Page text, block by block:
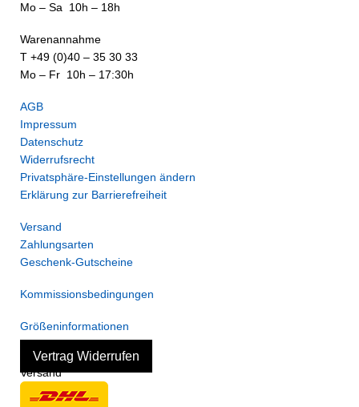
Mo – Sa 10h – 18h
Warenannahme
T +49 (0)40 – 35 30 33
Mo – Fr 10h – 17:30h
AGB
Impressum
Datenschutz
Widerrufsrecht
Privatsphäre-Einstellungen ändern
Erklärung zur Barrierefreiheit
Versand
Zahlungsarten
Geschenk-Gutscheine
Kommissionsbedingungen
Größeninformationen
Vertrag Widerrufen
Versand